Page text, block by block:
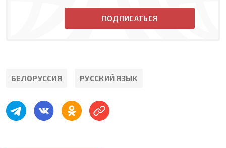
ПОДПИСАТЬСЯ
БЕЛОРУССИЯ РУССКИЙ ЯЗЫК